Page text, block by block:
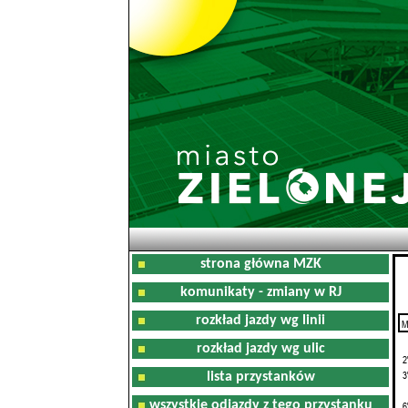
strona główna MZK
komunikaty - zmiany w RJ
rozkład jazdy wg linii
rozkład jazdy wg ulic
lista przystanków